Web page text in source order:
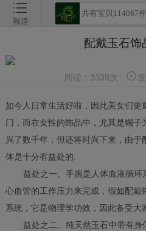
频道
配戴玉石饰
阅读：3339次
如今人日常生活好啦，因此美女们更
门，而在女性的饰品中，尤其是镯
兴了数千年，但还将时兴下来，由于
体是十分有益处的.
益处之一、手腕是人体血液循
心血管的工作压力来完成，假如配
系统，它是物理学功效，因此备受大
益处之二、纯天然玉石中带有